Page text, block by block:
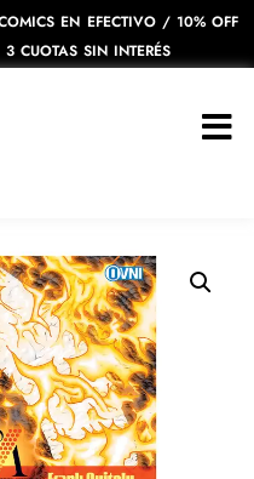
EN EFECTIVO / 10% OFF
CUOTAS SIN INTERÉS